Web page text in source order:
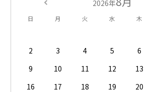
2026年
日 月 火 水 木
2
3 4 5 6
9
10 11 12 13
16
17 18 19 20